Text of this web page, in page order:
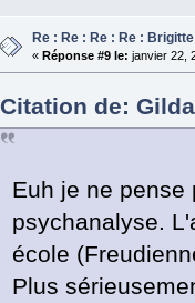
Re : Re : Re : Re :
« Réponse #9 le: janvier 22,
Citation de:
Euh je ne pense
psychanalyse.
école
Plus